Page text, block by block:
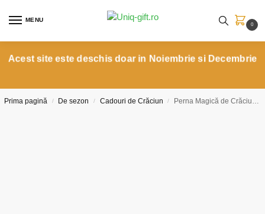
MENU
0
Acest site este deschis doar in Noiembrie si Decembrie
Prima pagină / De sezon / Cadouri de Crăciun / Perna Magică de Crăciun personalizată cu o poză și o urare